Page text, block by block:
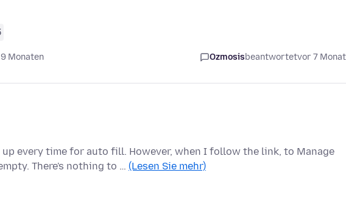
Monaten Ozmosisbeantwortetvor 7
every time for auto fill. However, when I follow the link, to Manage
There's nothing to … (Lesen Sie mehr)